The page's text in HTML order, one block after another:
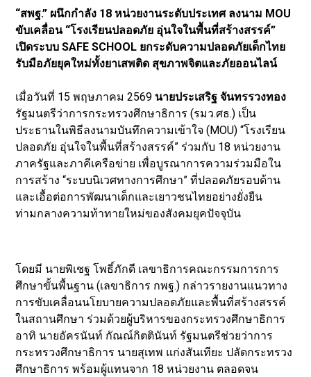
“สพฐ.” ผนึกกำลัง 18 หน่วยงานระดับประเทศ ลงนาม MOU
ขับเคลื่อน “โรงเรียนปลอดภัย อุ่นใจในพื้นที่สร้างสรรค์”
เปิดระบบ SAFE SCHOOL ยกระดับความปลอดภัยเด็กไทย
รับมือภัยยุคใหม่ทั้งยาเสพติด สุขภาพจิตและภัยออนไลน์
เมื่อวันที่ 15 พฤษภาคม 2569 นายประเสริฐ จันทรรวงทอง
รัฐมนตรีว่าการกระทรวงศึกษาธิการ (รมว.ศธ.) เป็น
ประธานในพิธีลงนามบันทึกความเข้าใจ (MOU) “โรงเรียน
ปลอดภัย อุ่นใจในพื้นที่สร้างสรรค์” ร่วมกับ 18 หน่วยงาน
ภาครัฐและภาคีเครือข่าย เพื่อบูรณาการความร่วมมือใน
การสร้าง “ระบบนิเวศทางการศึกษา” ที่ปลอดภัยรอบด้าน
และเอื้อต่อการพัฒนาเด็กและเยาวชนไทยอย่างยั่งยืน
ท่ามกลางความท้าทายใหม่ของสังคมยุคปัจจุบัน
โดยมี นายพิเชฐ โพธิ์ภักดี เลขาธิการคณะกรรมการการ
ศึกษาขั้นพื้นฐาน (เลขาธิการ กพฐ.) กล่าวรายงานแนวทาง
การขับเคลื่อนนโยบายความปลอดภัยและพื้นที่สร้างสรรค์
ในสถานศึกษา ร่วมด้วยผู้บริหารของกระทรวงศึกษาธิการ
อาทิ นายอัครนันท์ กัณณ์กิตตินันท์ รัฐมนตรีช่วยว่าการ
กระทรวงศึกษาธิการ นายสุเทพ แก่งสันเทียะ ปลัดกระทรวง
ศึกษาธิการ พร้อมผู้แทนจาก 18 หน่วยงาน ตลอดจน